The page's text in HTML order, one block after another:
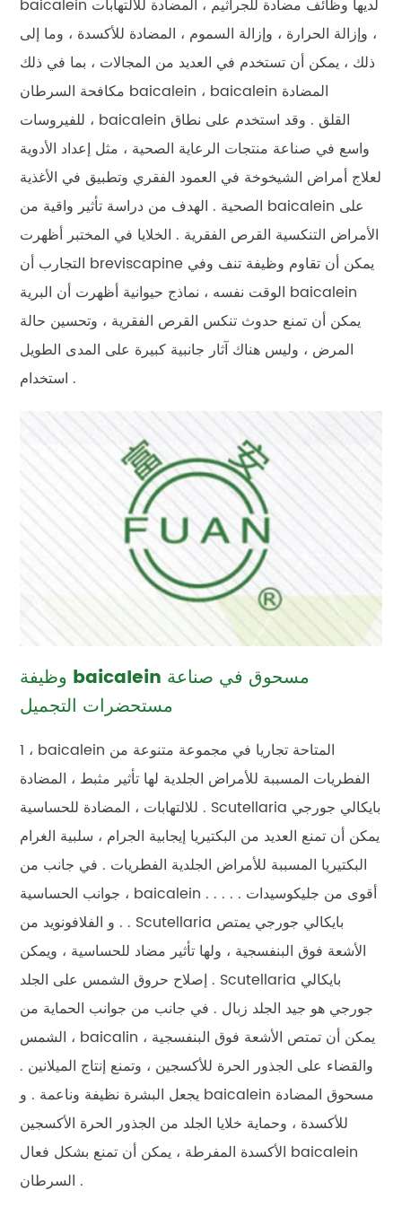
baicalein لديها وظائف مضادة للجراثيم ، المضادة للالتهابات
، وإزالة الحرارة ، وإزالة السموم ، المضادة للأكسدة ، وما إلى
ذلك ، يمكن أن تستخدم في العديد من المجالات ، بما في ذلك
مكافحة السرطان baicalein ، baicalein المضادة
للفيروسات ، baicalein القلق . وقد استخدم على نطاق
واسع في صناعة منتجات الرعاية الصحية ، مثل إعداد الأدوية
لعلاج أمراض الشيخوخة في العمود الفقري وتطبيق في الأغذية
الصحية . الهدف من دراسة تأثير واقية من baicalein على
الأمراض التنكسية القرص الفقرية . الخلايا في المختبر أظهرت
التجارب أن breviscapine يمكن أن تقاوم وظيفة تنف وفي
الوقت نفسه ، نماذج حيوانية أظهرت أن البرية baicalein
يمكن أن تمنع حدوث تنكس القرص الفقرية ، وتحسين حالة
المرض ، وليس هناك آثار جانبية كبيرة على المدى الطويل
استخدام .
وظيفة baicalein مسحوق في صناعة
مستحضرات التجميل
1 ، baicalein المتاحة تجاريا في مجموعة متنوعة من
الفطريات المسببة للأمراض الجلدية لها تأثير مثبط ، المضادة
للالتهابات ، المضادة للحساسية . Scutellaria بايكالي جورجي
يمكن أن تمنع العديد من البكتيريا إيجابية الجرام ، سلبية الغرام
البكتيريا المسببة للأمراض الجلدية الفطريات . في جانب من
جوانب الحساسية ، baicalein أقوى من جليكوسيدات . . . . .
. . و الفلافونويد من Scutellaria بايكالي جورجي يمتص
الأشعة فوق البنفسجية ، ولها تأثير مضاد للحساسية ، ويمكن
إصلاح حروق الشمس على الجلد . Scutellaria بايكالي
جورجي هو جيد الجلد زبال . في جانب من جوانب الحماية من
الشمس ، baicalin يمكن أن تمتص الأشعة فوق البنفسجية ،
والقضاء على الجذور الحرة للأكسجين ، وتمنع إنتاج الميلانين .
يجعل البشرة نظيفة وناعمة . و baicalein مسحوق المضادة
للأكسدة ، وحماية خلايا الجلد من الجذور الحرة الأكسجين
الأكسدة المفرطة ، يمكن أن تمنع بشكل فعال baicalein
السرطان .